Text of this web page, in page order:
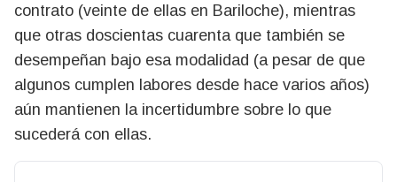
contrato (veinte de ellas en Bariloche), mientras
que otras doscientas cuarenta que también se
desempeñan bajo esa modalidad (a pesar de que
algunos cumplen labores desde hace varios años)
aún mantienen la incertidumbre sobre lo que
sucederá con ellas.